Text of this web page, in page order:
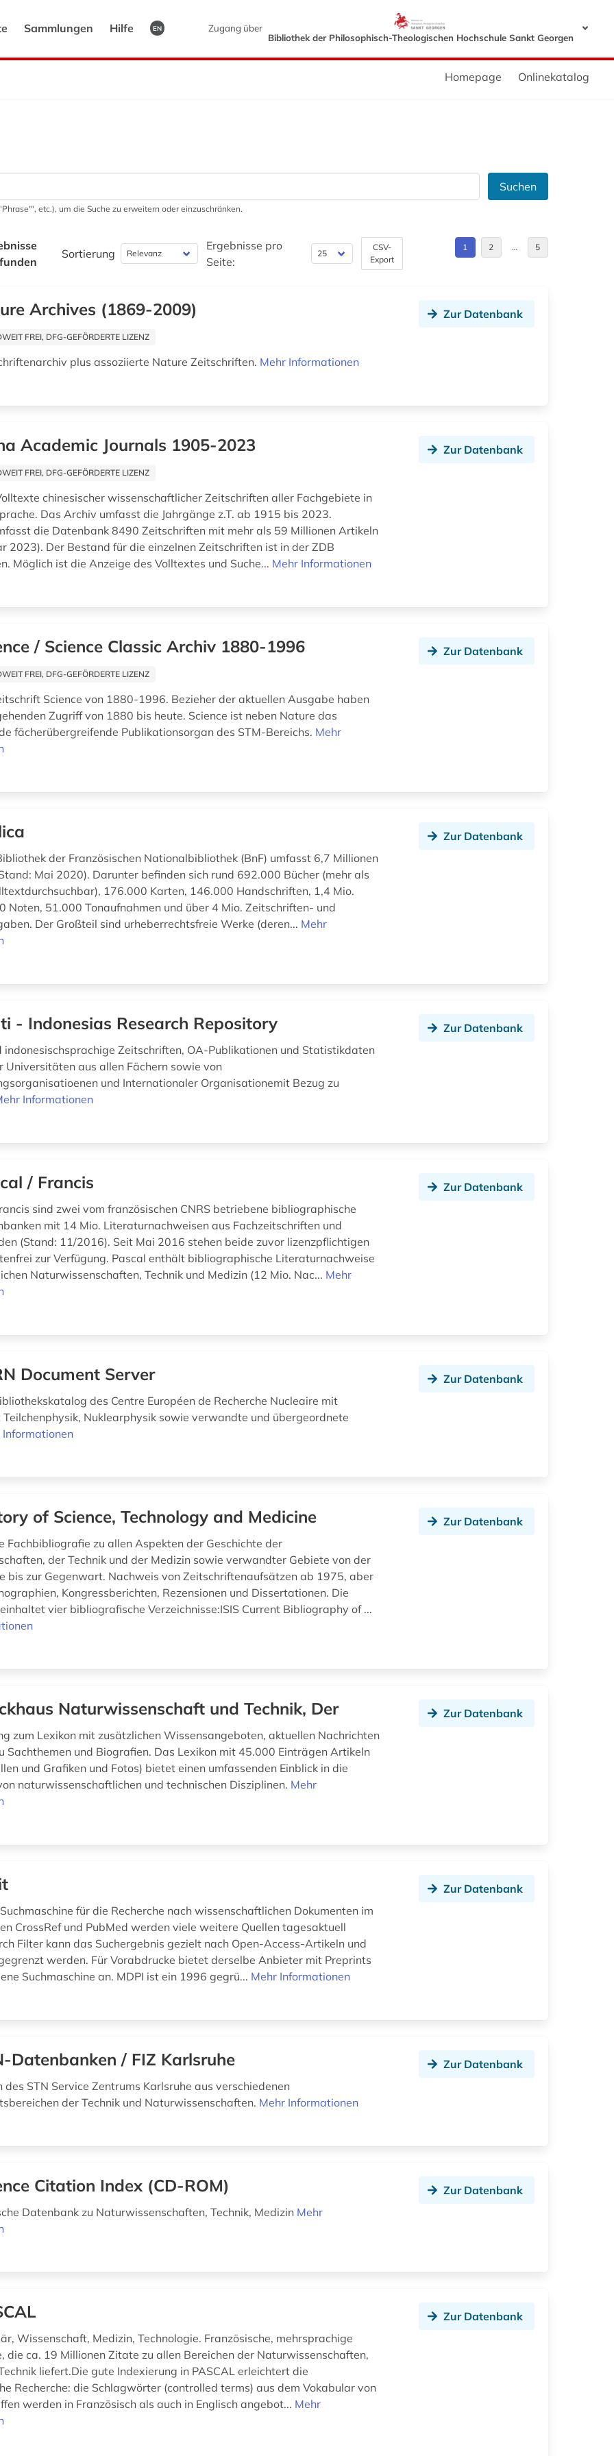
Sammlungen Hilfe EN
Zugang über
Bibliothek der Philosophisch-Theologischen Hochschule Sankt Georgen
Homepage Onlinekatalog
Suchen
etc.), um die Suche zu erweitern oder einzuschränken.
Sortierung
Ergebnisse pro
Seite:
CSV-
Export
1 2 … 5
Archives (1869-2009)
FREI, DFG-GEFÖRDERTE LIZENZ
plus assoziierte Nature Zeitschriften. Mehr Informationen
Zur Datenbank
Academic Journals 1905-2023
FREI, DFG-GEFÖRDERTE LIZENZ
chinesischer wissenschaftlicher Zeitschriften aller Fachgebiete in
Das Archiv umfasst die Jahrgänge z.T. ab 1915 bis 2023.
die Datenbank 8490 Zeitschriften mit mehr als 59 Millionen Artikeln
2023). Der Bestand für die einzelnen Zeitschriften ist in der ZDB
Möglich ist die Anzeige des Volltextes und Suche... Mehr Informationen
Zur Datenbank
/ Science Classic Archiv 1880-1996
FREI, DFG-GEFÖRDERTE LIZENZ
Science von 1880-1996. Bezieher der aktuellen Ausgabe haben
Zugriff von 1880 bis heute. Science ist neben Nature das
fächerübergreifende Publikationsorgan des STM-Bereichs. Mehr
Zur Datenbank
der Französischen Nationalbibliothek (BnF) umfasst 6,7 Millionen
Mai 2020). Darunter befinden sich rund 692.000 Bücher (mehr als
176.000 Karten, 146.000 Handschriften, 1,4 Mio.
Noten, 51.000 Tonaufnahmen und über 4 Mio. Zeitschriften- und
Der Großteil sind urheberrechtsfreie Werke (deren... Mehr
Zur Datenbank
- Indonesias Research Repository
indonesischsprachige Zeitschriften, OA-Publikationen und Statistikdaten
Universitäten aus allen Fächern sowie von
und Internationaler Organisationemit Bezug zu
Informationen
Zur Datenbank
/ Francis
sind zwei vom französischen CNRS betriebene bibliographische
mit 14 Mio. Literaturnachweisen aus Fachzeitschriften und
(Stand: 11/2016). Seit Mai 2016 stehen beide zuvor lizenzpflichtigen
zur Verfügung. Pascal enthält bibliographische Literaturnachweise
Naturwissenschaften, Technik und Medizin (12 Mio. Nac... Mehr
Zur Datenbank
Document Server
des Centre Européen de Recherche Nucleaire mit
Teilchenphysik, Nuklearphysik sowie verwandte und übergeordnete
Informationen
Zur Datenbank
of Science, Technology and Medicine
Fachbibliografie zu allen Aspekten der Geschichte der
der Technik und der Medizin sowie verwandter Gebiete von der
bis zur Gegenwart. Nachweis von Zeitschriftenaufsätzen ab 1975, aber
Kongressberichten, Rezensionen und Dissertationen. Die
vier bibliografische Verzeichnisse:ISIS Current Bibliography of ...
Zur Datenbank
Naturwissenschaft und Technik, Der
zum Lexikon mit zusätzlichen Wissensangeboten, aktuellen Nachrichten
Sachthemen und Biografien. Das Lexikon mit 45.000 Einträgen Artikeln
und Grafiken und Fotos) bietet einen umfassenden Einblick in die
naturwissenschaftlichen und technischen Disziplinen. Mehr
Zur Datenbank
für die Recherche nach wissenschaftlichen Dokumenten im
CrossRef und PubMed werden viele weitere Quellen tagesaktuell
Filter kann das Suchergebnis gezielt nach Open-Access-Artikeln und
werden. Für Vorabdrucke bietet derselbe Anbieter mit Preprints
Suchmaschine an. MDPI ist ein 1996 gegrü... Mehr Informationen
Zur Datenbank
Datenbanken / FIZ Karlsruhe
des STN Service Zentrums Karlsruhe aus verschiedenen
der Technik und Naturwissenschaften. Mehr Informationen
Zur Datenbank
Citation Index (CD-ROM)
Datenbank zu Naturwissenschaften, Technik, Medizin Mehr
Zur Datenbank
Wissenschaft, Medizin, Technologie. Französische, mehrsprachige
die ca. 19 Millionen Zitate zu allen Bereichen der Naturwissenschaften,
liefert.Die gute Indexierung in PASCAL erleichtert die
Recherche: die Schlagwörter (controlled terms) aus dem Vokabular von
werden in Französisch als auch in Englisch angebot... Mehr
Zur Datenbank